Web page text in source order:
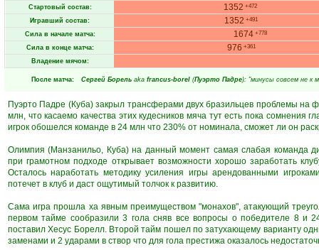
Стартовый состав: 1352 +472
Игравший состав: 1352 +491
Сила в начале матча: 1674 +778
Сила в конце матча: 976 +361
Владение мячом:
После матча: Сергей Борель aka francus-borel (Пуэрто Падре): "минусы совсем не к
Пуэрто Падре (Куба) закрыл трансферами двух бразильцев проблемы на
млн, что касаемо качества этих кудесников мяча тут есть пока
игрок обошелся команде в 24 млн что 230% от номинала, сможет ли он
Олимпия (Манзанильо, Куба) на данный момент самая слабая команда
при грамотном подходе открывает возможности хорошо заработать
Осталось наработать методику усиления игры арендованными
потечет в клуб и даст ощутимый толчок к развитию.
Сама игра прошла ха явным преимуществом "монахов", атакующий
первом тайме сообразили 3 гола сняв все вопросы о победителе 8 и
поставил Хесус Борелл. Второй тайм пошел по затухающему варианту
заменами и 2 ударами в створ что для гола престижа оказалось